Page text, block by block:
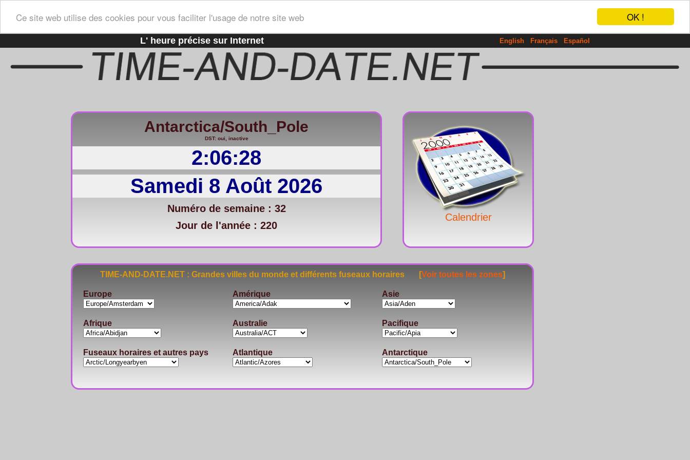
OK !
Ce site web utilise des cookies pour vous faciliter l'usage de notre site web
L' heure précise sur Internet English Français Español
Antarctica/South_Pole
DST: oui, inactive
2:06:28
Samedi 8 Août 2026
Numéro de semaine : 32
Jour de l'année : 220
Calendrier
TIME-AND-DATE.NET : Grandes villes du monde et différents fuseaux horaires [Voir toutes les zones]
Europe Amérique Asie
Afrique Australie Pacifique
Fuseaux horaires et autres pays Atlantique Antarctique